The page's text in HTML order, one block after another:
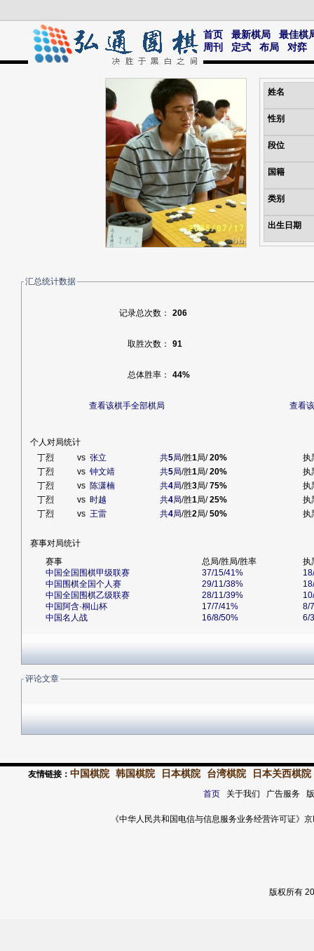
首页 最新棋局
最佳棋
周刊
定式 布局 对弈
姓名
性别
段位
国籍
类别
出生日期
汇总统计数据
记录总次数： 206
取胜次数： 91
总体胜率： 44%
查看该棋手全部棋局 查看
个人对局统计
丁烈
vs 张立 共5局/胜1局/20%
执
丁烈
vs 钟文靖 共5局/胜1局/20%
执
丁烈
vs 陈潇楠 共4局/胜3局/75%
执
丁烈
vs 时越 共4局/胜1局/25%
执
丁烈
vs 王雷 共4局/胜2局/50% 执
赛事对局统计
赛事
总局/胜局/胜率
执
中国全国围棋甲级联赛
37/15/41%
中国围棋全国个人赛
29/11/38%
中国全国围棋乙级联赛
28/11/39%
中国阿含·桐山杯
17/7/41%
8/
中国名人战
16/8/50% 6/
评论文章
友情链接： 中国棋院 韩国棋院 日本棋院 台湾棋院 日本关西棋院
首页关于我们 广告服务
《中华人民共和国电信与信息服务业务经营许可证
版权所有